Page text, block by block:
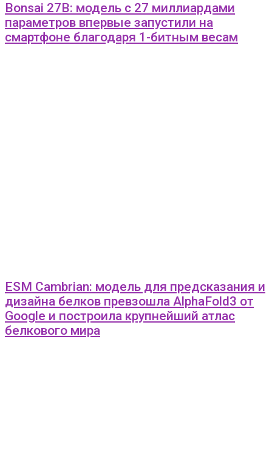
Bonsai 27B: модель с 27 миллиардами
параметров впервые запустили на
смартфоне благодаря 1-битным весам
ESM Cambrian: модель для предсказания и
дизайна белков превзошла AlphaFold3 от
Google и построила крупнейший атлас
белкового мира